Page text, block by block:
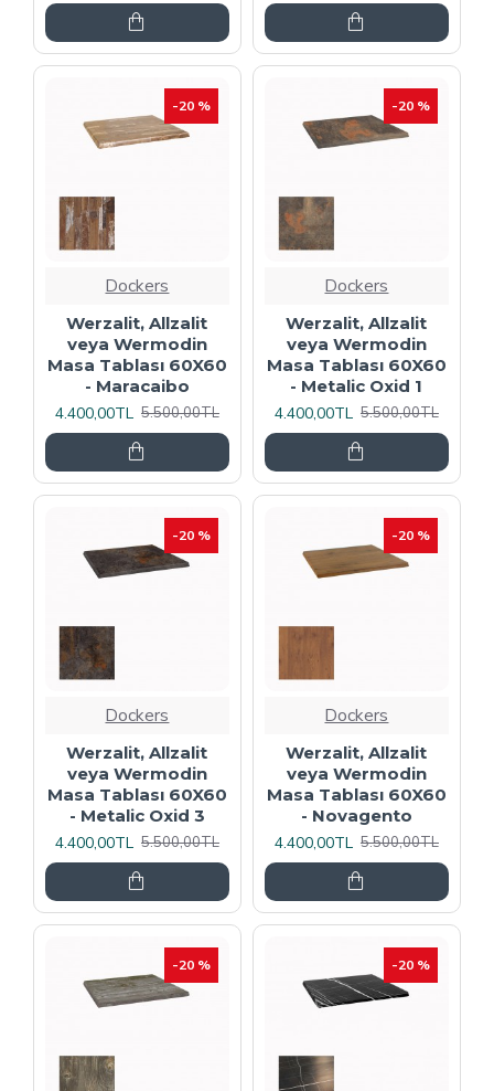
-20 %
Dockers
Werzalit, Allzalit
veya Wermodin
Masa Tablası 60X60
- Maracaibo
4.400,00TL 5.500,00TL
-20 %
Dockers
Werzalit, Allzalit
veya Wermodin
Masa Tablası 60X60
- Metalic Oxid 1
4.400,00TL 5.500,00TL
-20 %
Dockers
Werzalit, Allzalit
veya Wermodin
Masa Tablası 60X60
- Metalic Oxid 3
4.400,00TL 5.500,00TL
-20 %
Dockers
Werzalit, Allzalit
veya Wermodin
Masa Tablası 60X60
- Novagento
4.400,00TL 5.500,00TL
-20 % -20 %